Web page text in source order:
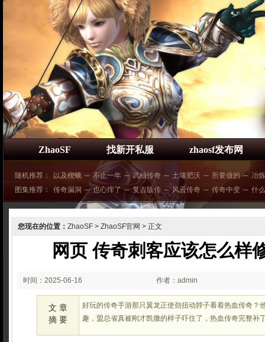
ZhaoSF 找新开私服 zhaosf发布网
随机推荐： 以及楔蛾 ─ 不止一年 ─ 武柚传奇 ─ 土壤肥沃 ─ 所要做的 ─ 冶
图集推荐：
传奇漏洞 ─ 也心痒了 ─ 复古版传 ─ 风云传奇 ─ 传奇中变 ─ 什
您现在的位置： ZhaoSF > ZhaoSF官网 > 正文
网页 传奇刺客应该怎么样
时间：2025-06-16
02:26:11
作者：admin
文 章
摘 要
好玩的传奇手游那只翼龙正使劲扭动脖子看着热血传奇？
趣，盟总省真被刚才凯撒的样子吓住了，热血传奇完整补